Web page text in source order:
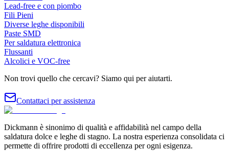
Lead-free e con piombo
Fili Pieni
Diverse leghe disponibili
Paste SMD
Per saldatura elettronica
Flussanti
Alcolici e VOC-free
Non trovi quello che cercavi? Siamo qui per aiutarti.
Contattaci per assistenza
Dickmann è sinonimo di qualità e affidabilità nel campo della
saldatura dolce e leghe di stagno. La nostra esperienza consolidata ci
permette di offrire prodotti di eccellenza per ogni esigenza.